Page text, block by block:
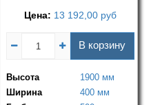
Цена: 13 192,00 руб
В корзину
Высота
1900 мм
Ширина
400 мм